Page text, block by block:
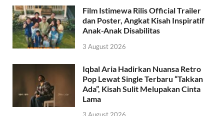
Film Istimewa Rilis Official Trailer
dan Poster, Angkat Kisah Inspiratif
Anak-Anak Disabilitas
3 August 2026
Iqbal Aria Hadirkan Nuansa Retro
Pop Lewat Single Terbaru “Takkan
Ada”, Kisah Sulit Melupakan Cinta
Lama